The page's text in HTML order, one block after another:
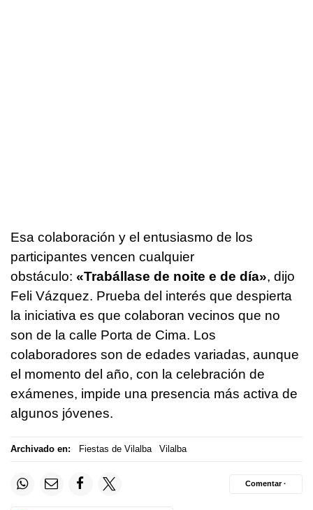
Esa colaboración y el entusiasmo de los
participantes vencen cualquier
obstáculo: «Trabállase de noite e de día», dijo
Feli Vázquez. Prueba del interés que despierta
la iniciativa es que colaboran vecinos que no
son de la calle Porta de Cima. Los
colaboradores son de edades variadas, aunque
el momento del año, con la celebración de
exámenes, impide una presencia más activa de
algunos jóvenes.
Archivado en: Fiestas de Vilalba Vilalba
Comentar ·